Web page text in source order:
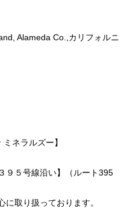
Alameda Co.,カリフォルニ
ネラルズー】
９５号線沿い】（ルート395
に取り扱っております。